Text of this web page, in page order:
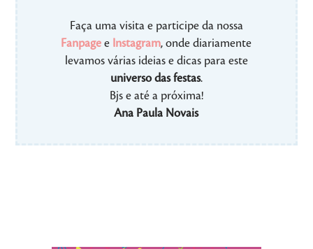
Faça uma visita e participe da nossa
Fanpage e Instagram, onde diariamente
levamos várias ideias e dicas para este
universo das festas.
Bjs e até a próxima!
Ana Paula Novais